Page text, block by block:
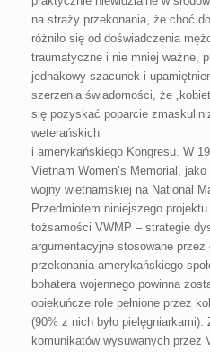
na straży przekonania, że choć
różniło się od doświadczenia
traumatyczne i nie mniej ważne,
jednakowy szacunek i
szerzenia świadomości, że
się pozyskać poparcie
weterańskich
i amerykańskiego Kongresu. W
Vietnam Women’s Memorial,
wojny wietnamskiej na National
Przedmiotem niniejszego
tożsamości VWMP – strategie
argumentacyjne stosowane przez
przekonania amerykańskiego
bohatera wojennego powinna
opiekuńcze role pełnione przez
(90% z nich było
komunikatów wysuwanych przez